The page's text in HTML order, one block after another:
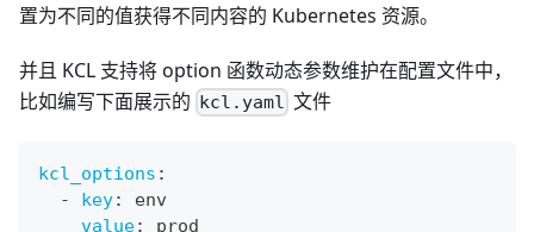
置为不同的值获得不同内容的 Kubernetes 资源。
并且 KCL 支持将 option 函数动态参数维护在配置文件中，
比如编写下面展示的 kcl.yaml 文件
kcl_options :
-
key:
env
value: prod